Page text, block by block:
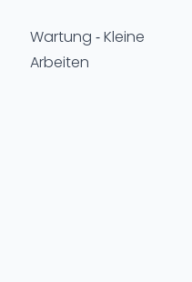
Wartung - Kleine
Arbeiten